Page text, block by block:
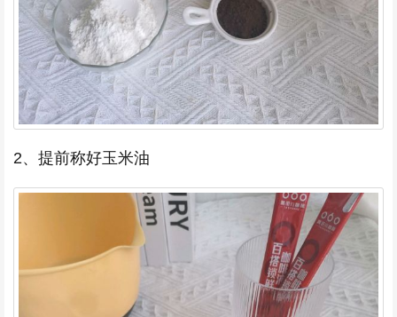
2、提前称好玉米油